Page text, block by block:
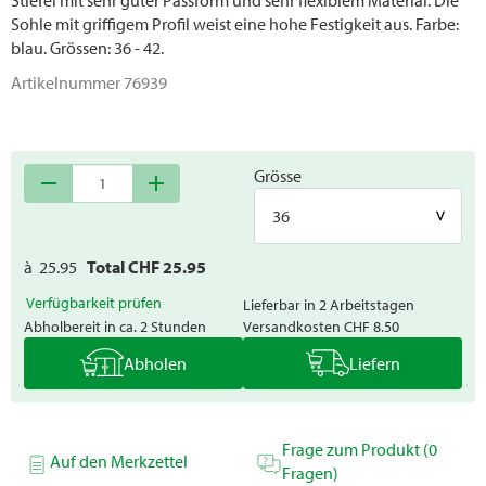
Sohle mit griffigem Profil weist eine hohe Festigkeit aus. Farbe:
blau. Grössen: 36 - 42.
Artikelnummer 76939
remove add
Grösse
36
à 25.95 Total CHF25.95
Verfügbarkeit prüfen
Abholbereit in ca. 2 Stunden
Lieferbar in 2 Arbeitstagen
Versandkosten CHF 8.50
Abholen Liefern
Auf den Merkzettel
Frage zum Produkt (0
Fragen)